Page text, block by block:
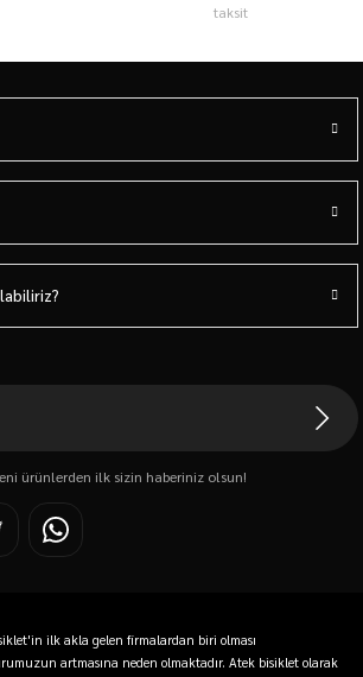
taksit
ürünlerden ilk sizin haberiniz olsun!
ilk akla gelen firmalardan biri olması
artmasına neden olmaktadır. Atek bisiklet olarak